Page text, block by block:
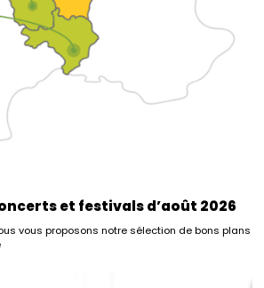
et festivals d’août 2026
vous proposons notre sélection de bons plans